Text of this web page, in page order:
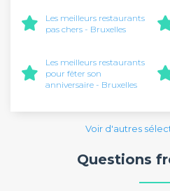
Les meilleurs restaurants
pas chers - Bruxelles
Les meilleurs restaurants
pour fêter son
anniversaire - Bruxelles
Voir d'autres
Questions